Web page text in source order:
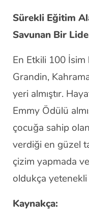
Sürekli Eğitim
Savunan Bir
En Etkili 100
Grandin,
yeri almıştır.
Emmy Ödülü
çocuğa sahip
verdiği en güzel
çizim yapmada
oldukça
Kaynakça: